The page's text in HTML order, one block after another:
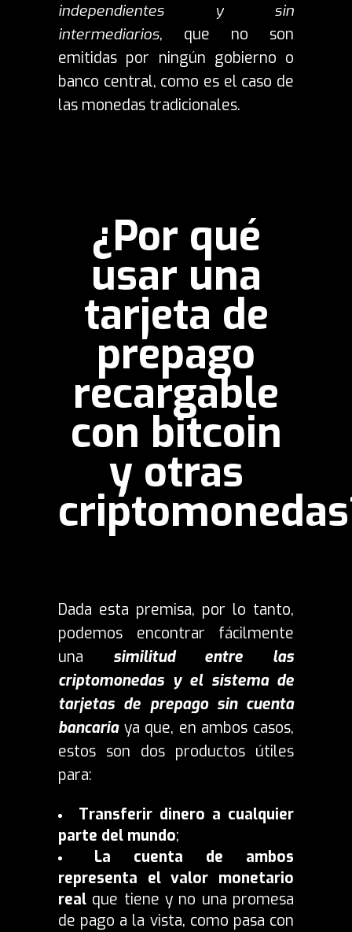
independientes y sin
intermediarios, que no son
emitidas por ningún gobierno o
banco central, como es el caso de
las monedas tradicionales.
¿Por qué
usar una
tarjeta de
prepago
recargable
con bitcoin
y otras
Dada esta premisa, por lo tanto,
podemos encontrar fácilmente
una similitud entre las
criptomonedas y el sistema de
tarjetas de prepago sin cuenta
bancariaya que, en ambos casos,
estos son dos productos útiles
para:
Transferir dinero a cualquier
parte del mundo;
La cuenta de ambos
representa el valor monetario
real que tiene y no una promesa
de pago a la vista, como pasa con